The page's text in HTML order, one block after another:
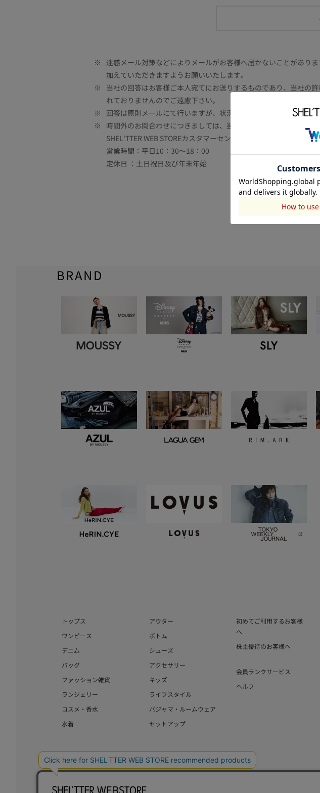
※
迷惑メール対策などによりメールがお客様へ届かないことがあり
加えていただきますようお願いいたします。
※
当社の回答はお客様ご本人宛てにお送りするものであり、当社の
れておりませんのでご遠慮下さい。
※
回答は原則メールにて行いますが、状況により電話や書面等の場
※
時間外のお問合わせにつきましては、翌営業日より順次対応いた
SHEL'TTER WEB STOREカスタマーセンター
営業時間：平日10：30～18：00
定休日 ：土日祝日及び年末年始
BRAND
トップス
アウター
ワンピース
ボトム
デニム
シューズ
バッグ
アクセサリー
ファッション雑貨
キッズ
ランジェリー
ライフスタイル
コスメ・香水
パジャマ・ルームウェア
水着
セットアップ
初めてご利用するお客様
へ
株主優待のお客様へ
会員ランクサービス
ヘルプ